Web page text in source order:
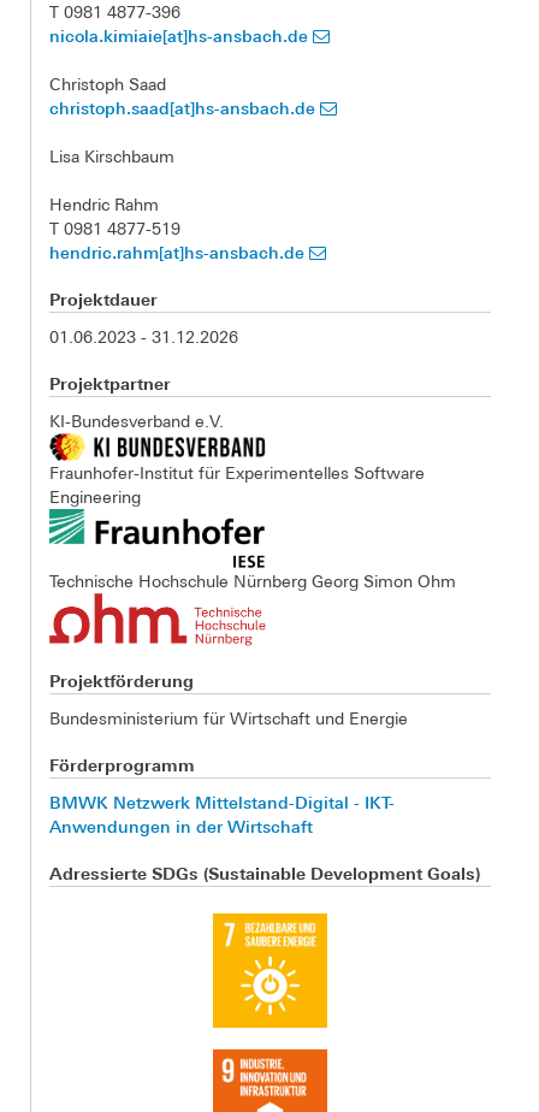
T 0981 4877-396
nicola.kimiaie[at]hs-ansbach.de
Christoph Saad
christoph.saad[at]hs-ansbach.de
Lisa Kirschbaum
Hendric Rahm
T 0981 4877-519
hendric.rahm[at]hs-ansbach.de
Projektdauer
01.06.2023 - 31.12.2026
Projektpartner
KI-Bundesverband e.V.
Fraunhofer-Institut für Experimentelles Software
Engineering
Technische Hochschule Nürnberg Georg Simon Ohm
Projektförderung
Bundesministerium für Wirtschaft und Energie
Förderprogramm
BMWK Netzwerk Mittelstand-Digital - IKT-
Anwendungen in der Wirtschaft
Adressierte SDGs (Sustainable Development Goals)